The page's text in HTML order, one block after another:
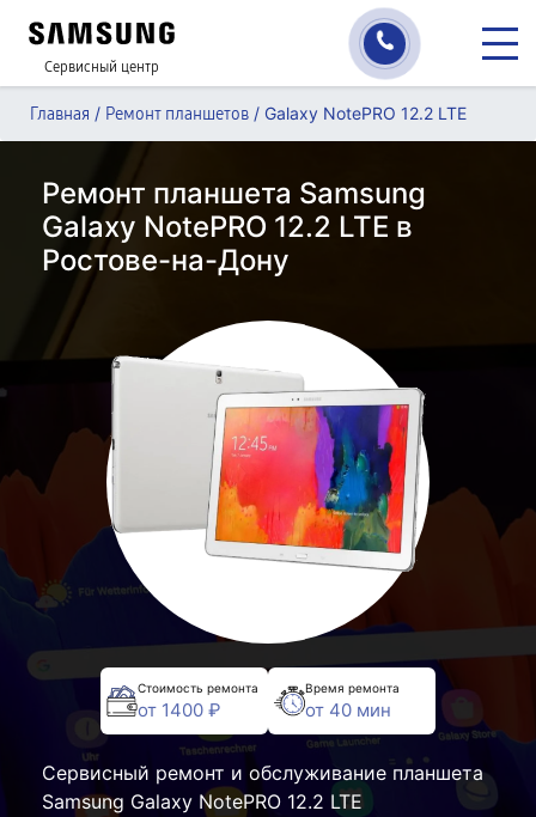
Сервисный центр
Главная / Ремонт планшетов / Galaxy NotePRO 12.2 LTE
Ремонт планшета Samsung
Galaxy NotePRO 12.2 LTE в
Ростове-на-Дону
Стоимость ремонта
от 1400 ₽
Время ремонта
от 40 мин
Сервисный ремонт и обслуживание планшета
Samsung Galaxy NotePRO 12.2 LTE